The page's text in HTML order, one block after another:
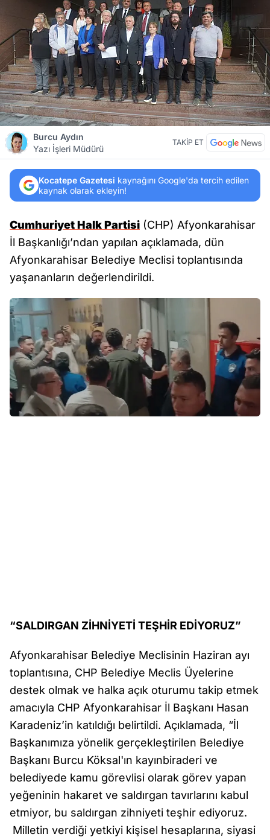
Burcu Aydın
Yazı İşleri Müdürü
TAKİP ET
Kocatepe Gazetesi kaynağını Google'da tercih edilen
kaynak olarak ekleyin!
Cumhuriyet Halk Partisi (CHP) Afyonkarahisar
İl Başkanlığı’ndan yapılan açıklamada, dün
Afyonkarahisar Belediye Meclisi toplantısında
yaşananların değerlendirildi.
“SALDIRGAN ZİHNİYETİ TEŞHİR EDİYORUZ”
Afyonkarahisar Belediye Meclisinin Haziran ayı
toplantısına, CHP Belediye Meclis Üyelerine
destek olmak ve halka açık oturumu takip etmek
amacıyla CHP Afyonkarahisar İl Başkanı Hasan
Karadeniz’in katıldığı belirtildi. Açıklamada, “İl
Başkanımıza yönelik gerçekleştirilen Belediye
Başkanı Burcu Köksal'ın kayınbiraderi ve
belediyede kamu görevlisi olarak görev yapan
yeğeninin hakaret ve saldırgan tavırlarını kabul
etmiyor, bu saldırgan zihniyeti teşhir ediyoruz.
Milletin verdiği yetkiyi kişisel hesaplarına, siyasi